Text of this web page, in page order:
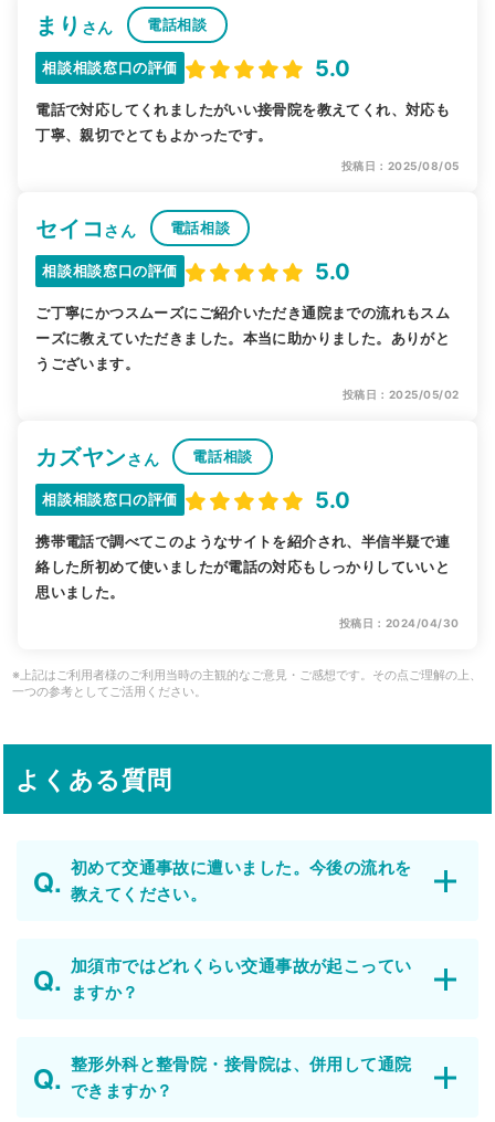
まり さん 電話相談
相談相談窓口の評価 5.0
電話で対応してくれましたがいい接骨院を教えてくれ、対応も
丁寧、親切でとてもよかったです。
投稿日：2025/08/05
セイコ さん 電話相談
相談相談窓口の評価 5.0
ご丁寧にかつスムーズにご紹介いただき通院までの流れもスム
ーズに教えていただきました。本当に助かりました。ありがと
うございます。
投稿日：2025/05/02
カズヤンさん 電話相談
相談相談窓口の評価 5.0
携帯電話で調べてこのようなサイトを紹介され、半信半疑で連
絡した所初めて使いましたが電話の対応もしっかりしていいと
思いました。
投稿日：2024/04/30
※上記はご利用者様のご利用当時の主観的なご意見・ご感想です。その点ご理解の上、
一つの参考としてご活用ください。
よくある質問
初めて交通事故に遭いました。今後の流れを
教えてください。
加須市ではどれくらい交通事故が起こってい
ますか？
整形外科と整骨院・接骨院は、併用して通院
できますか？